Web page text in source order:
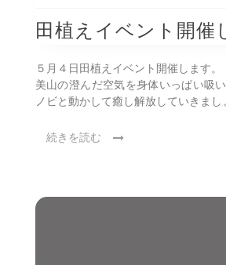
田植えイベント開催
５月４日田植えイベント開催します。
美山の澄んだ空気を身体いっぱい吸
ノビと動かして癒し解放していきまし
続きを読む